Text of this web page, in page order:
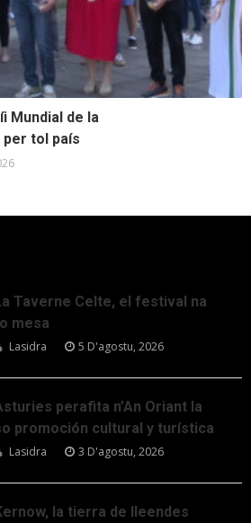
Mundial de la
tol país
Taverne Celte, el festival na
mesa
Lasidra 5 D'agostu, 2026
perafita n’An Oriant la
promoción cultural y turística
Lasidra 3 D'agostu, 2026
la tierra de lleendes